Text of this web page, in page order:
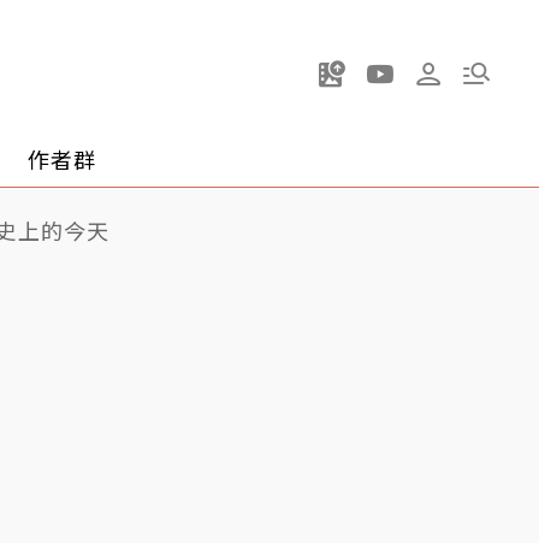
作者群
上的今天